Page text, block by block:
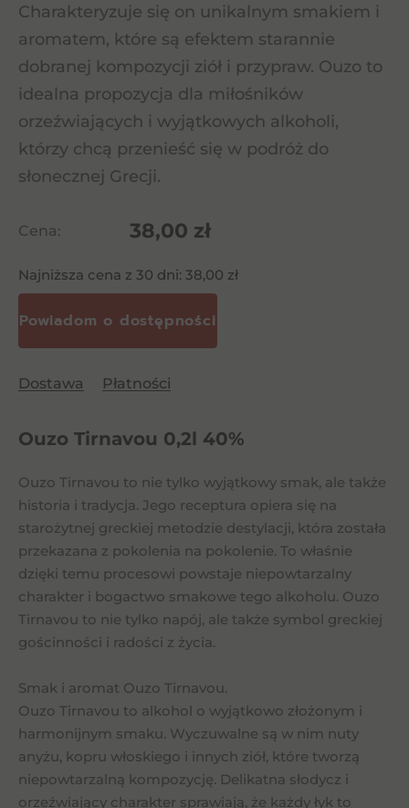
Charakteryzuje się on unikalnym smakiem i
aromatem, które są efektem starannie
dobranej kompozycji ziół i przypraw. Ouzo to
idealna propozycja dla miłośników
orzeźwiających i wyjątkowych alkoholi,
którzy chcą przenieść się w podróż do
słonecznej Grecji.
Cena: 38,00 zł
Najniższa cena z 30 dni: 38,00 zł
Dostawa Płatności
Ouzo Tirnavou 0,2l 40%
Ouzo Tirnavou to nie tylko wyjątkowy smak, ale także
historia i tradycja. Jego receptura opiera się na
starożytnej greckiej metodzie destylacji, która została
przekazana z pokolenia na pokolenie. To właśnie
dzięki temu procesowi powstaje niepowtarzalny
charakter i bogactwo smakowe tego alkoholu. Ouzo
Tirnavou to nie tylko napój, ale także symbol greckiej
gościnności i radości z życia.
Smak i aromat Ouzo Tirnavou.
Ouzo Tirnavou to alkohol o wyjątkowo złożonym i
harmonijnym smaku. Wyczuwalne są w nim nuty
anyżu, kopru włoskiego i innych ziół, które tworzą
niepowtarzalną kompozycję. Delikatna słodycz i
orzeźwiający charakter sprawiają, że każdy łyk to